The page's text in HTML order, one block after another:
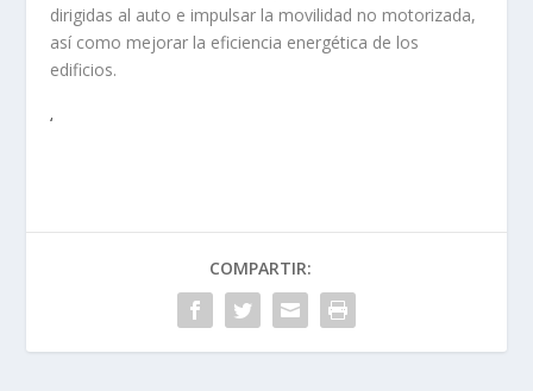
dirigidas al auto e impulsar la movilidad no motorizada,
así como mejorar la eficiencia energética de los
edificios.
‘
COMPARTIR: